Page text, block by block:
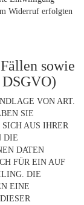
Widerruf erfolgten
sowie
VON ART.
SIE
AUS IHRER
DIE
DATEN
FÜR EIN AUF
DIE
EINE